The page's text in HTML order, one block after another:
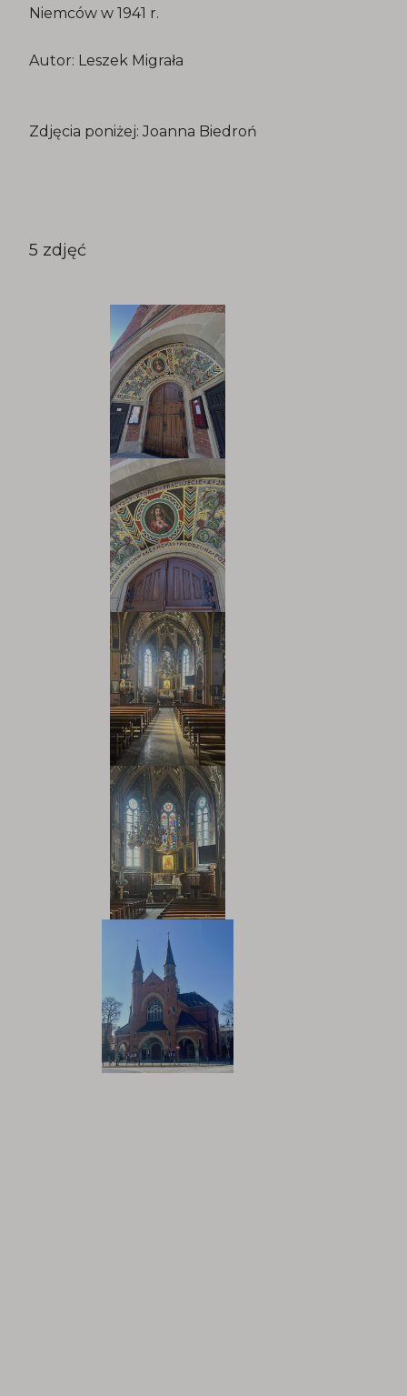
Niemców w 1941 r.
Autor: Leszek Migrała
Zdjęcia poniżej: Joanna Biedroń
5 zdjęć